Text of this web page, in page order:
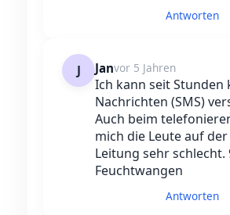
Antworten
J Janvor 5 Jahren
Ich kann seit Stunden
Nachrichten (SMS)
Auch beim
mich die Leute auf
Leitung sehr schlecht.
Feuchtwangen
Antworten